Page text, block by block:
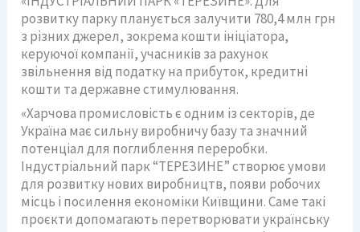
розвитку парку планується залучити 780,4 млн грн
з різних джерел, зокрема кошти ініціатора,
керуючої компанії, учасників за рахунок
звільнення від податку на прибуток, кредитні
кошти та державне стимулювання.
«Харчова промисловість є одним із секторів, де
Україна має сильну виробничу базу та значний
потенціал для поглиблення переробки.
Індустріальний парк “ТЕРЕЗИНЕ” створює умови
для розвитку нових виробництв, появи робочих
місць і посилення економіки Київщини. Саме такі
проєкти допомагають перетворювати українську